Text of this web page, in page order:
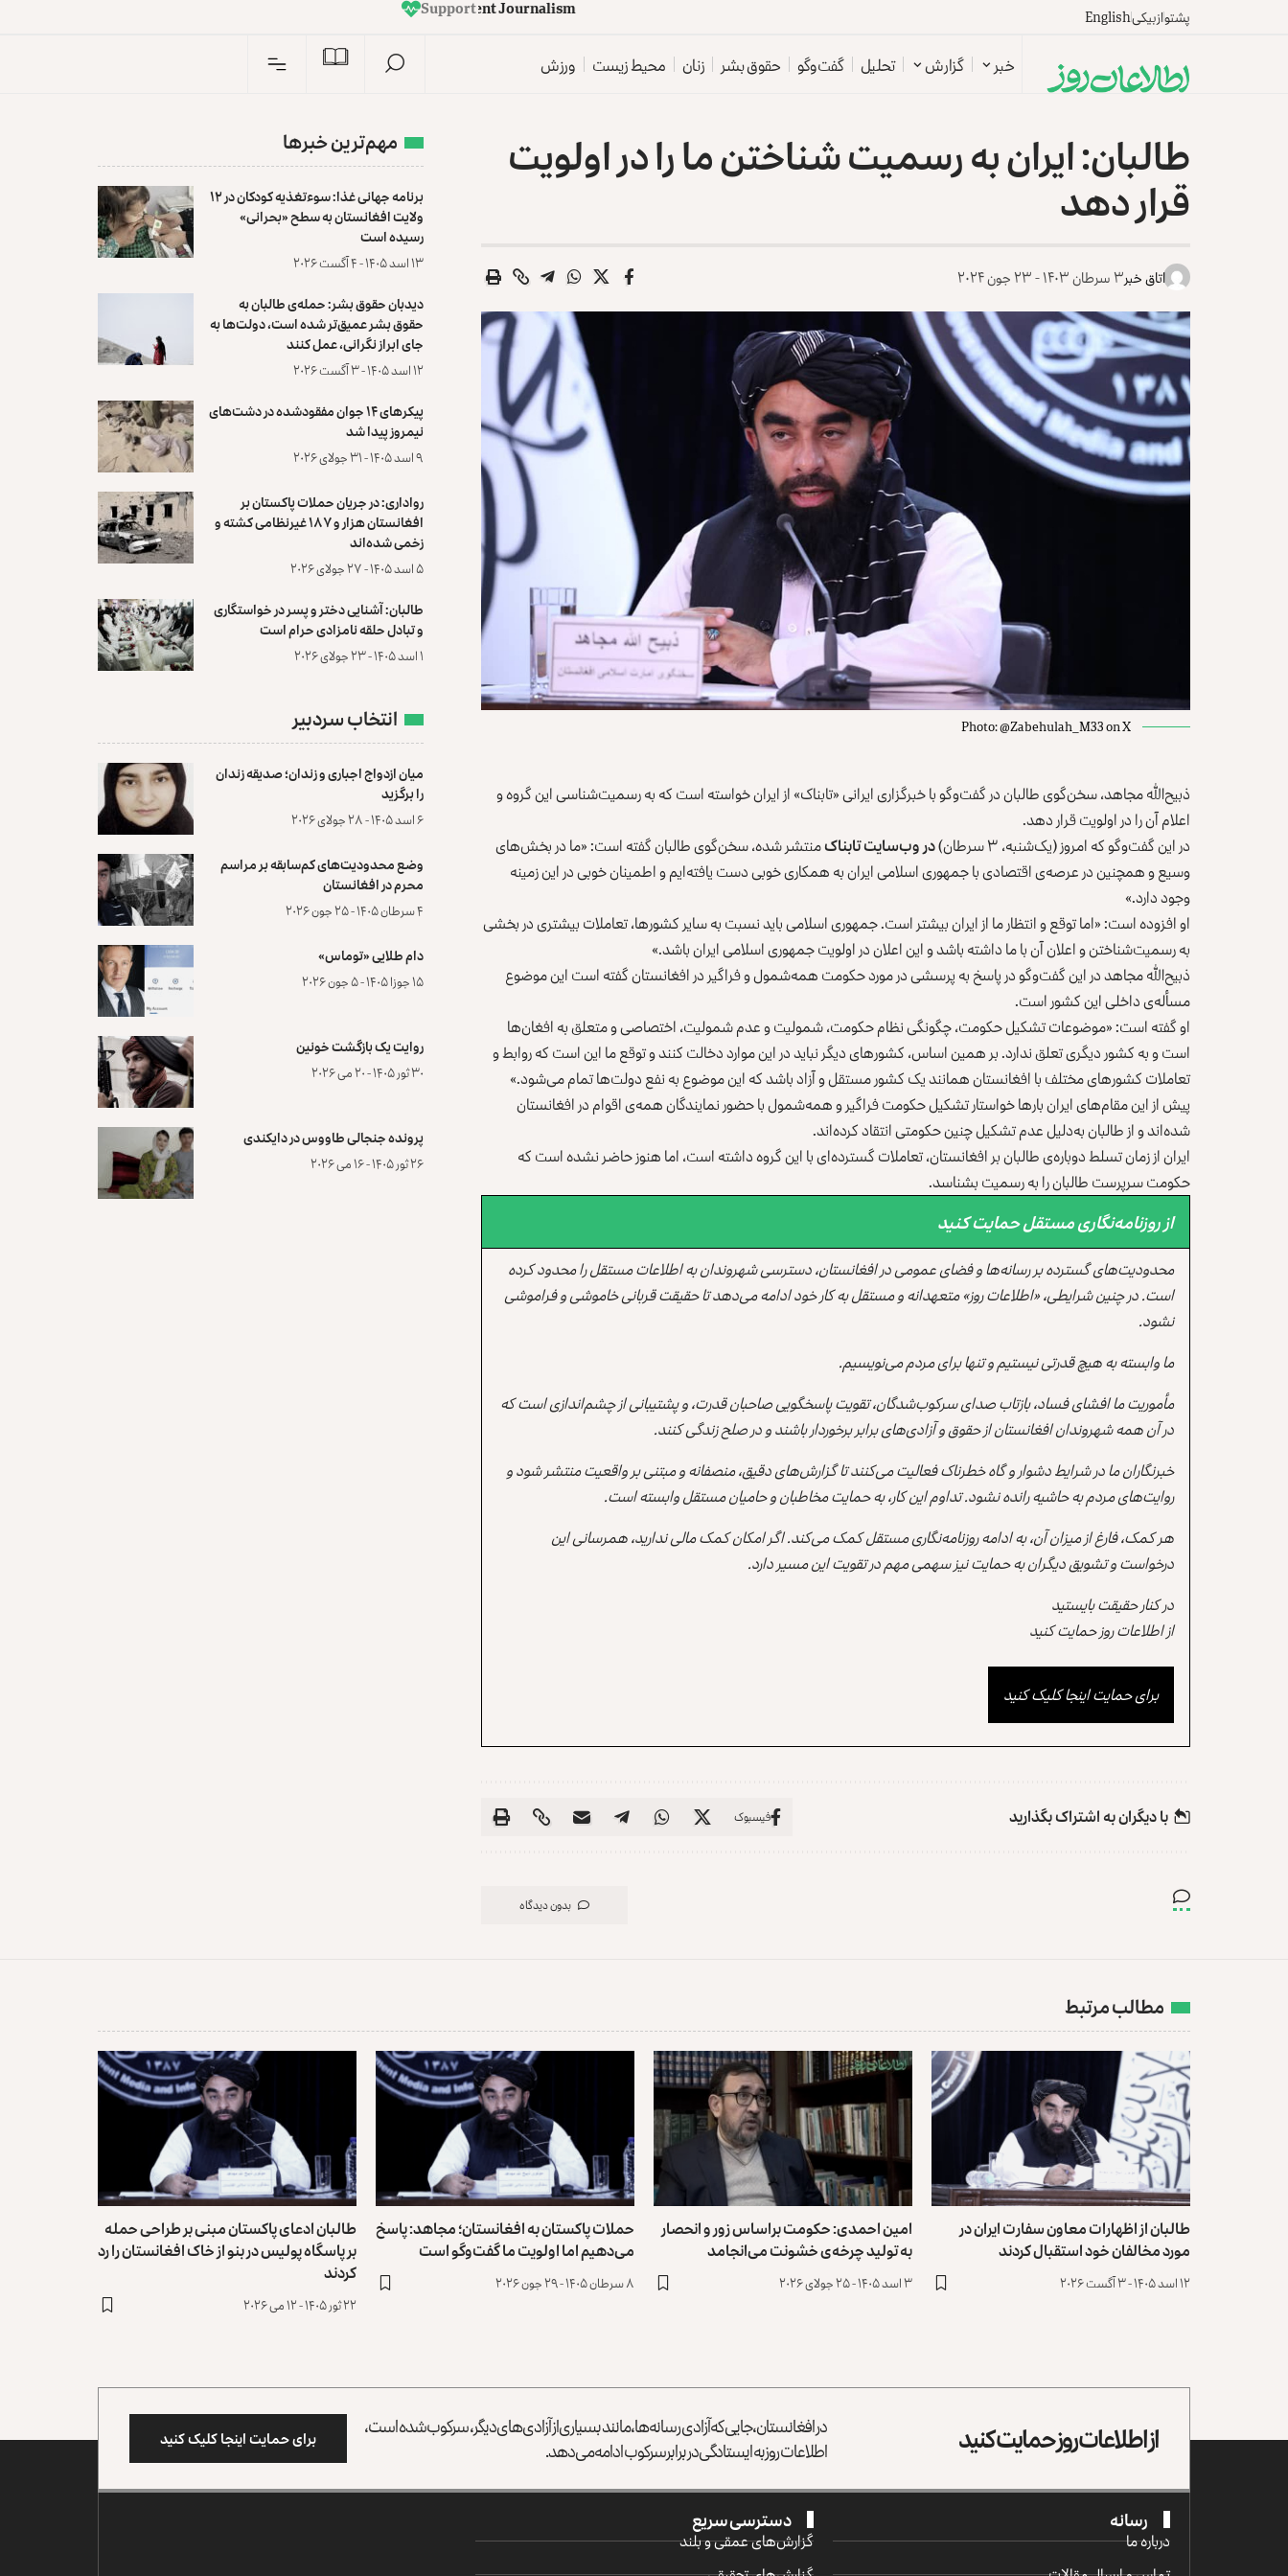
پشتوازبیکیEnglish
m
s
i
l
a
n
r
u
o
J
t
n
e
d
n
e
p
e
d
n
ISupport
خبر گزارش تحلیل گفت‌وگو حقوق بشر زنان محیط زیست ورزش
طالبان: ایران به رسمیت شناختن ما را در اولویت
قرار دهد
اتاق خبر۳ سرطان ۱۴۰۳ - ۲۳ جون ۲۰۲۴
Photo: @Zabehulah_M33 on X
ذبیح‌الله مجاهد، سخن‌گوی طالبان در گفت‌وگو با خبرگزاری ایرانی «تابناک» از ایران خواسته است که به رسمیت‌شناسی این گروه و
اعلام آن را در اولویت قرار دهد.
در این گفت‌وگو که امروز (یک‌شنبه، ۳ سرطان)
در وب‌سایت تابناکمنتشر شده، سخن‌گوی طالبان گفته است: «ما در بخش‌های
وسیع و همچنین در عرصه‌ی اقتصادی با جمهوری اسلامی ایران به همکاری خوبی دست یافته‌ایم و اطمینان خوبی در این زمینه
وجود دارد.»
او افزوده است: «اما توقع و انتظار ما از ایران بیشتر است. جمهوری اسلامی باید نسبت به سایر کشورها، تعاملات بیشتری در بخشی
به رسمیت‌شناختن و اعلان آن با ما داشته باشد و این اعلان در اولویت جمهوری اسلامی ایران باشد.»
ذبیح‌الله مجاهد در این گفت‌وگو در پاسخ به پرسشی در مورد حکومت همه‌شمول و فراگیر در افغانستان گفته است این موضوع
مسأله‌ی داخلی این کشور است.
او گفته است: «موضوعات تشکیل حکومت، چگونگی نظام حکومت، شمولیت و عدم شمولیت، اختصاصی و متعلق به افغان‌ها
است و به کشور دیگری تعلق ندارد. بر همین اساس، کشورهای دیگر نباید در این موارد دخالت کنند و توقع ما این است که روابط و
تعاملات کشورهای مختلف با افغانستان همانند یک کشور مستقل و آزاد باشد که این موضوع به نفع‌ دولت‌ها تمام می‌شود.»
پیش از این مقام‌های ایران بارها خواستار تشکیل حکومت فراگیر و همه‌شمول با حضور نمایندگان همه‌ی اقوام در افغانستان
شده‌اند و از طالبان به‌دلیل عدم تشکیل چنین حکومتی انتقاد کرده‌اند.
ایران از زمان تسلط دوباره‌ی طالبان بر افغانستان، تعاملات گسترده‌ای با این گروه داشته است، اما هنوز حاضر نشده است که
حکومت سرپرست طالبان را به رسمیت بشناسد.
از روزنامه‌نگاری مستقل حمایت کنید
محدودیت‌های گسترده بر رسانه‌ها و فضای عمومی در افغانستان، دسترسی شهروندان به اطلاعات مستقل را محدود کرده
است. در چنین شرایطی، «اطلاعات روز» متعهدانه و مستقل به کار خود ادامه می‌دهد تا حقیقت قربانی خاموشی و فراموشی
نشود.
ما وابسته به هیچ قدرتی نیستیم و تنها برای مردم می‌نویسیم.
مأموریت ما افشای فساد، بازتاب صدای سرکوب‌شدگان، تقویت پاسخگویی صاحبان قدرت، و پشتیبانی از چشم‌اندازی است که
در آن همه شهروندان افغانستان از حقوق و آزادی‌های برابر برخوردار باشند و در صلح زندگی کنند.
خبرنگاران ما در شرایط دشوار و گاه خطرناک فعالیت می‌کنند تا گزارش‌های دقیق، منصفانه و مبتنی بر واقعیت منتشر شود و
روایت‌های مردم به حاشیه رانده نشود. تداوم این کار، به حمایت مخاطبان و حامیان مستقل وابسته است.
هر کمک، فارغ از میزان آن، به ادامه روزنامه‌نگاری مستقل کمک می‌کند. اگر امکان کمک مالی ندارید، همرسانی این
درخواست و تشویق دیگران به حمایت نیز سهمی مهم در تقویت این مسیر دارد.
در کنار حقیقت بایستید
از اطلاعات روز حمایت کنید
برای حمایت اینجا کلیک کنید
با دیگران به‌‌ اشتراک بگذارید فیسبوک
بدون دیدگاه
مهم‌ترین خبرها
برنامه جهانی غذا: سوءتغذیه کودکان در ۱۲
ولایت افغانستان به سطح «بحرانی»
رسیده است
۱۳ اسد ۱۴۰۵ - ۴ آگست ۲۰۲۶
دیدبان حقوق بشر: حمله‌ی طالبان به
حقوق بشر عمیق‌تر شده است، دولت‌ها به
جای ابراز نگرانی، عمل کنند
۱۲ اسد ۱۴۰۵ - ۳ آگست ۲۰۲۶
پیکرهای ۱۴ جوان مفقودشده در دشت‌های
نیمروز پیدا شد
۹ اسد ۱۴۰۵ - ۳۱ جولای ۲۰۲۶
رواداری: در جریان حملات پاکستان بر
افغانستان هزار و ۱۸۷ غیرنظامی کشته و
زخمی شده‌اند
۵ اسد ۱۴۰۵ - ۲۷ جولای ۲۰۲۶
طالبان: آشنایی دختر و پسر در خواستگاری
و تبادل حلقه نامزادی حرام است
۱ اسد ۱۴۰۵ - ۲۳ جولای ۲۰۲۶
انتخاب سردبیر
میان ازدواج اجباری و زندان؛ صدیقه زندان
را برگزید
۶ اسد ۱۴۰۵ - ۲۸ جولای ۲۰۲۶
وضع محدودیت‌های کم‌سابقه بر مراسم
محرم در افغانستان
۴ سرطان ۱۴۰۵ - ۲۵ جون ۲۰۲۶
دام طلایی «توماس»
۱۵ جوزا ۱۴۰۵ - ۵ جون ۲۰۲۶
روایت یک بازگشت خونین
۳۰ ثور ۱۴۰۵ - ۲۰ می ۲۰۲۶
پرونده‌ جنجالی طاووس در دایکندی
۲۶ ثور ۱۴۰۵ - ۱۶ می ۲۰۲۶
مطالب مرتبط
طالبان از اظهارات معاون سفارت ایران در
مورد مخالفان خود استقبال کردند
۱۲ اسد ۱۴۰۵ - ۳ آگست ۲۰۲۶
امین احمدی: حکومت براساس زور و انحصار
به تولید چرخه‌ی خشونت می‌انجامد
۳ اسد ۱۴۰۵ - ۲۵ جولای ۲۰۲۶
حملات پاکستان به افغانستان؛ مجاهد: پاسخ
می‌دهیم اما اولویت ما گفت‌وگو است
۸ سرطان ۱۴۰۵ - ۲۹ جون ۲۰۲۶
طالبان ادعای پاکستان مبنی بر طراحی حمله
بر پاسگاه پولیس در بنو از خاک افغانستان را رد
کردند
۲۲ ثور ۱۴۰۵ - ۱۲ می ۲۰۲۶
از اطلاعات روز حمایت کنید در افغانستان، جایی که آزادی رسانه‌ها، مانند بسیاری از آزادی‌های دیگر، سرکوب شده است،
اطلاعات روز به ایستادگی در برابر سرکوب ادامه می‌دهد. برای حمایت اینجا کلیک کنید
رسانه
درباره ما
دسترسی سریع
گزارش‌‌های عمقی و بلند